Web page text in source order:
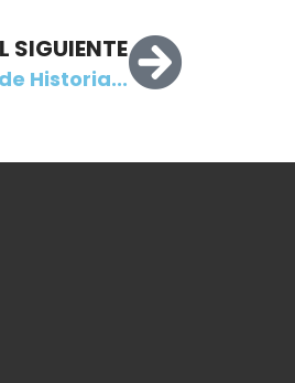
SIGUIENTE
Historia...